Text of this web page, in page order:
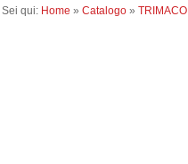
Sei qui: Home » Catalogo » TRIMACO